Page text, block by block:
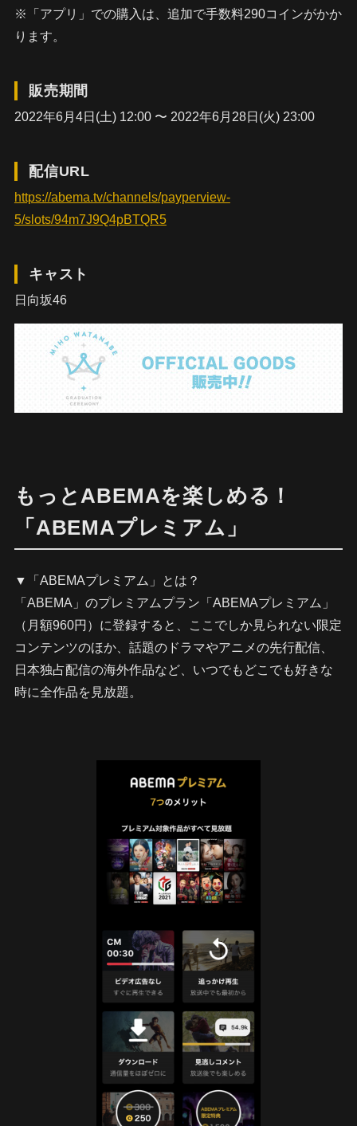
※「アプリ」での購入は、追加で手数料290コインがかか
ります。
販売期間
2022年6月4日(土) 12:00 〜 2022年6月28日(火) 23:00
配信URL
https://abema.tv/channels/payperview-
5/slots/94m7J9Q4pBTQR5
キャスト
日向坂46
もっとABEMAを楽しめる！
「ABEMAプレミアム」
▼「ABEMAプレミアム」とは？
「ABEMA」のプレミアムプラン「ABEMAプレミアム」
（月額960円）に登録すると、ここでしか見られない限定
コンテンツのほか、話題のドラマやアニメの先行配信、
日本独占配信の海外作品など、いつでもどこでも好きな
時に全作品を見放題。